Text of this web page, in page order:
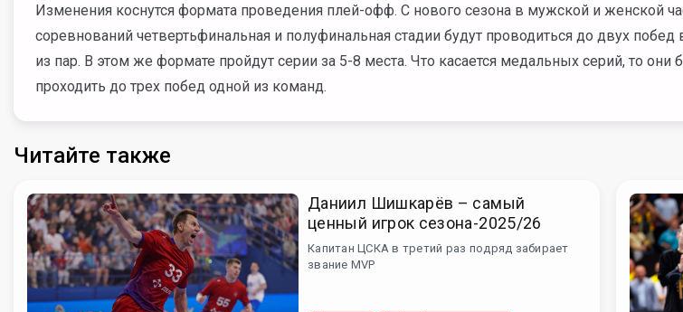
Изменения коснутся формата проведения плей-офф. С нового сезона в мужской и женской
соревнований четвертьфинальная и полуфинальная стадии будут проводиться до двух
из пар. В этом же формате пройдут серии за 5-8 места. Что касается медальных серий, то они
проходить до трех побед одной из команд.
Читайте также
Даниил Шишкарёв – самый
ценный игрок сезона-2025/26
Капитан ЦСКА в третий раз подряд забирает
звание MVP